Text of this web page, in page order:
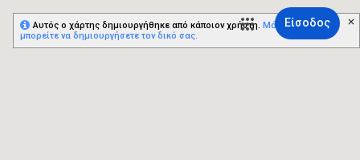
Είσοδος
Αυτός ο χάρτης δημιουργήθηκε από κάποιον χρήστη. Μάθετε πώς
μπορείτε να δημιουργήσετε τον δικό σας.